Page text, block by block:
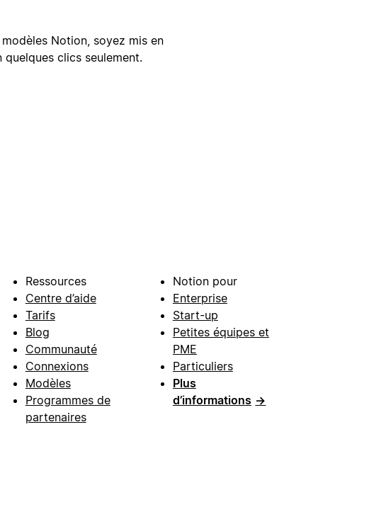
Notion, soyez mis en
clics seulement.
Ressources
Centre d’aide
Tarifs
Blog
Communauté
Connexions
Modèles
Programmes de
partenaires
Notion pour
Enterprise
Start-up
Petites équipes et
PME
Particuliers
Plus
d’informations →